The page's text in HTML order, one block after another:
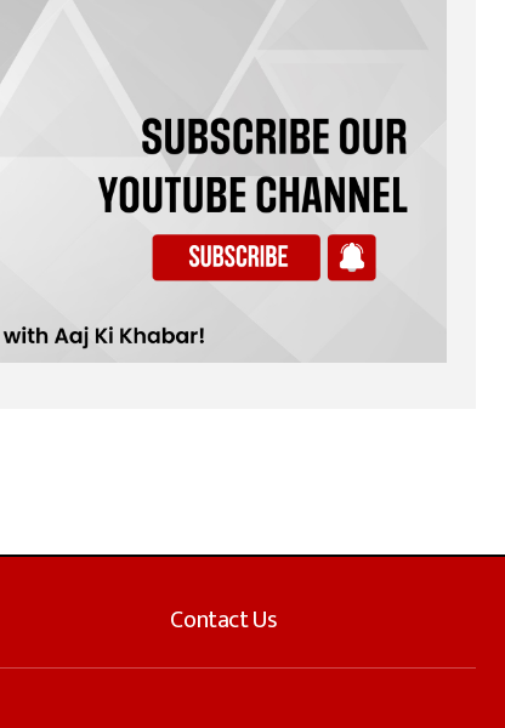
Contact Us